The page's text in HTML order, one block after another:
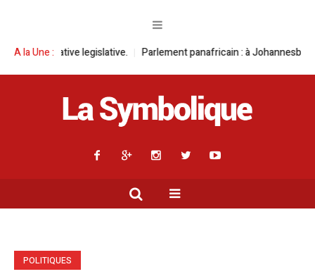
A la Une : Parlement panafricain : à Johannesburg, Aimé Boji
POLITIQUES